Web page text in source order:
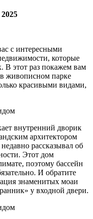
с интересными
которые
В этот раз покажем вам
живописном парке
красивыми видами,
внутренний дворик
архитектором
рассказывал об
Этот дом
поэтому бассейн
И обратите
знаменитых моаи
у входной двери.